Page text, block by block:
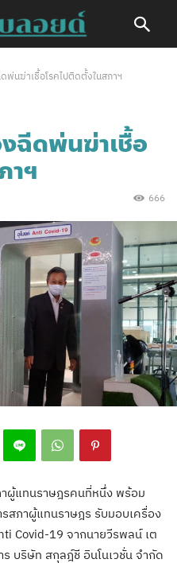
พ่นฆ่าเชื้อโรคไปติดตั้งในสภาฯ
ฉีดพ่นฆ่าเชื้อ
าฯ
666
ผู้แทนราษฎรคนที่หนึ่ง พร้อม
สภาผู้แทนราษฎร รับมอบเครื่อง
Covid-19 จากนายวีรพลน์ เต
ร บริษัท สกุลฎ์ชี อินโนเวชั่น จำกัด